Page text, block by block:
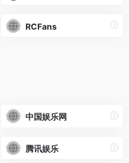
RCFans
中国娱乐网
腾讯娱乐